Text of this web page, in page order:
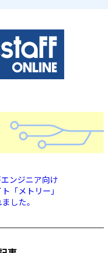
ンジニア向け
「メトリー」
した。